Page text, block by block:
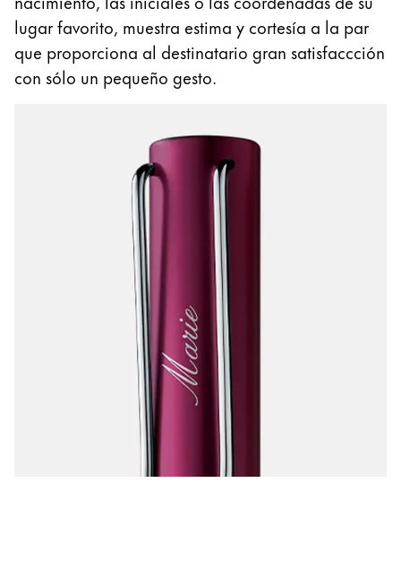
lugar favorito, muestra estima y cortesía a la par
que proporciona al destinatario gran satisfaccción
con sólo un pequeño gesto.